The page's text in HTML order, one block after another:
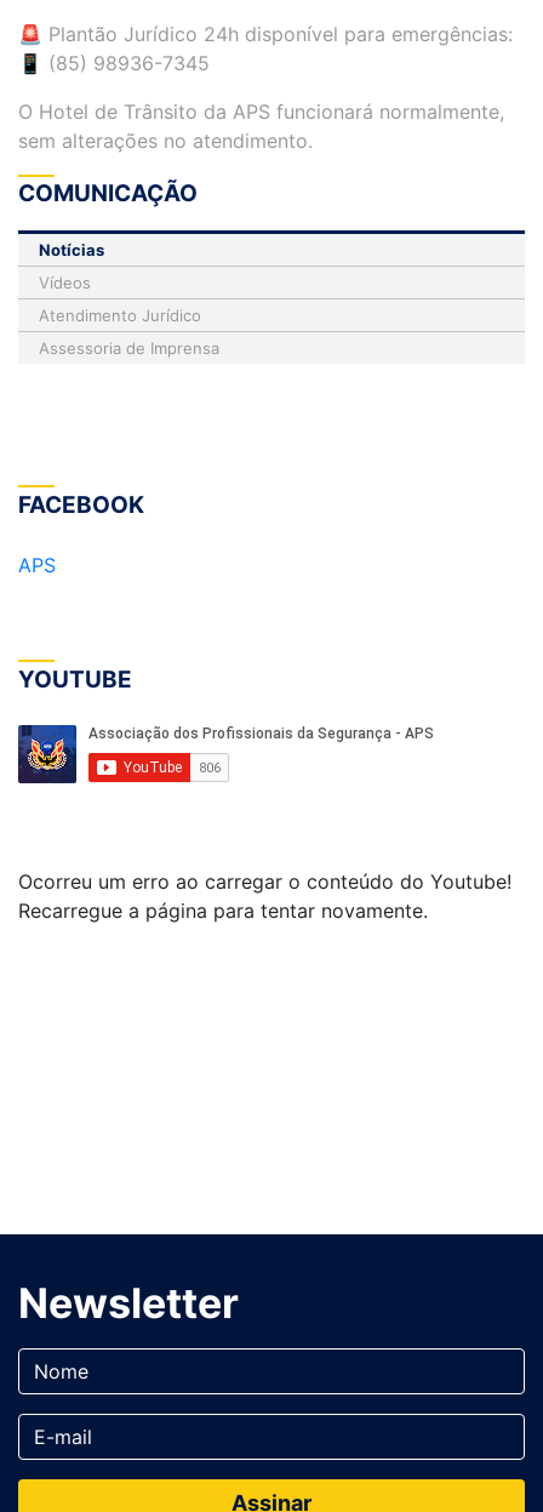
🚨 Plantão Jurídico 24h disponível para emergências:
📱 (85) 98936-7345
O Hotel de Trânsito da APS funcionará normalmente,
sem alterações no atendimento.
COMUNICAÇÃO
Notícias
Vídeos
Atendimento Jurídico
Assessoria de Imprensa
FACEBOOK
APS
YOUTUBE
Ocorreu um erro ao carregar o conteúdo do Youtube!
Recarregue a página para tentar novamente.
Newsletter